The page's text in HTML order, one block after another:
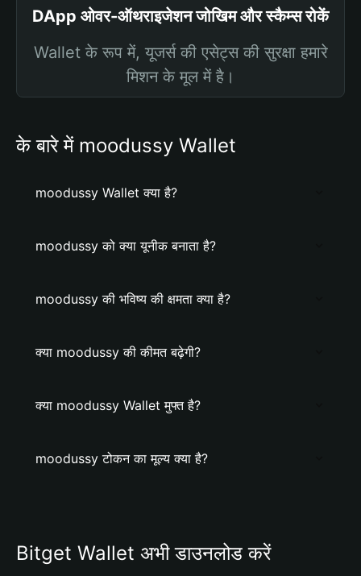
DApp ओवर-ऑथराइजेशन जोखिम और स्कैम्स रोकें
Wallet के रूप में, यूजर्स की एसेट्स की सुरक्षा हमारे
मिशन के मूल में है।
के बारे में moodussy Wallet
moodussy Wallet क्या है?
moodussy को क्या यूनीक बनाता है?
moodussy की भविष्य की क्षमता क्या है?
क्या moodussy की कीमत बढ़ेगी?
क्या moodussy Wallet मुफ्त है?
moodussy टोकन का मूल्य क्या है?
Bitget Wallet अभी डाउनलोड करें